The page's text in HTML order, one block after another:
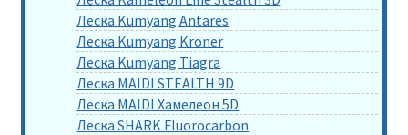
Леска Kumyang Antares
Леска Kumyang Kroner
Леска Kumyang Tiagra
Леска MAIDI STEALTH 9D
Леска MAIDI Хамелеон 5D
Леска SHARK Fluorocarbon